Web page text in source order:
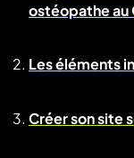
ostéopathe au
Les éléments
Créer son site